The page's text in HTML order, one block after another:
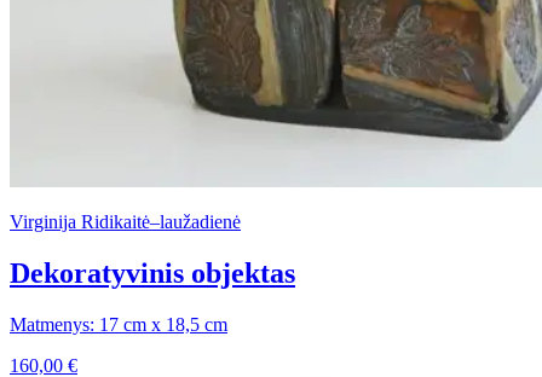
Virginija Ridikaitė–laužadienė
Dekoratyvinis objektas
Matmenys: 17 cm x 18,5 cm
160,00 €